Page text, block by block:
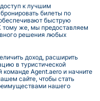
к лучшим
билеты по
быструю
тому же, мы предоставляем
решения любых
доход, расширить
в туристической
Agent.aero и начните
сайте, чтобы стать
нашего